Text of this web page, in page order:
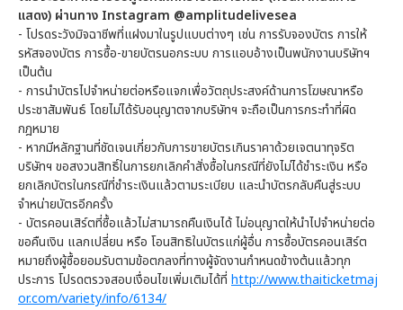
แสดง) ผ่านทาง Instagram @amplitudelivesea
- โปรดระวังมิจฉาชีพที่แฝงมาในรูปแบบต่างๆ เช่น การรับจองบัตร การให้
รหัสจองบัตร การซื้อ-ขายบัตรนอกระบบ การแอบอ้างเป็นพนักงานบริษัทฯ
เป็นต้น
- การนำบัตรไปจำหน่ายต่อหรือแจกเพื่อวัตถุประสงค์ด้านการโฆษณาหรือ
ประชาสัมพันธ์ โดยไม่ได้รับอนุญาตจากบริษัทฯ จะถือเป็นการกระทำที่ผิด
กฎหมาย
- หากมีหลักฐานที่ชัดเจนเกี่ยวกับการขายบัตรเกินราคาด้วยเจตนาทุจริต
บริษัทฯ ขอสงวนสิทธิ์ในการยกเลิกคำสั่งซื้อในกรณีที่ยังไม่ได้ชำระเงิน หรือ
ยกเลิกบัตรในกรณีที่ชำระเงินแล้วตามระเบียบ และนำบัตรกลับคืนสู่ระบบ
จำหน่ายบัตรอีกครั้ง
- บัตรคอนเสิร์ตที่ซื้อแล้วไม่สามารถคืนเงินได้ ไม่อนุญาตให้นำไปจำหน่ายต่อ
ขอคืนเงิน แลกเปลี่ยน หรือ โอนสิทธิในบัตรแก่ผู้อื่น การซื้อบัตรคอนเสิร์ต
หมายถึงผู้ซื้อยอมรับตามข้อตกลงที่ทางผู้จัดงานกำหนดข้างต้นแล้วทุก
ประการ โปรดตรวจสอบเงื่อนไขเพิ่มเติมได้ที่ http://www.thaiticketmaj
or.com/variety/info/6134/